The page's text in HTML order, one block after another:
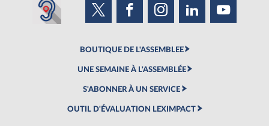
BOUTIQUE DE L'ASSEMBLEE
UNE SEMAINE À L'ASSEMBLÉE
S'ABONNER À UN SERVICE
OUTIL D'ÉVALUATION LEXIMPACT